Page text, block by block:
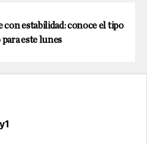
con estabilidad: conoce el tipo
para este lunes